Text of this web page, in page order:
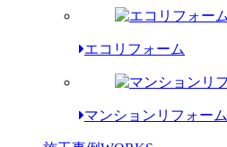
エコリフォーム
マンションリフォーム